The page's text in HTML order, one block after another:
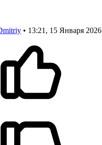
• 13:21, 15 Января 2026